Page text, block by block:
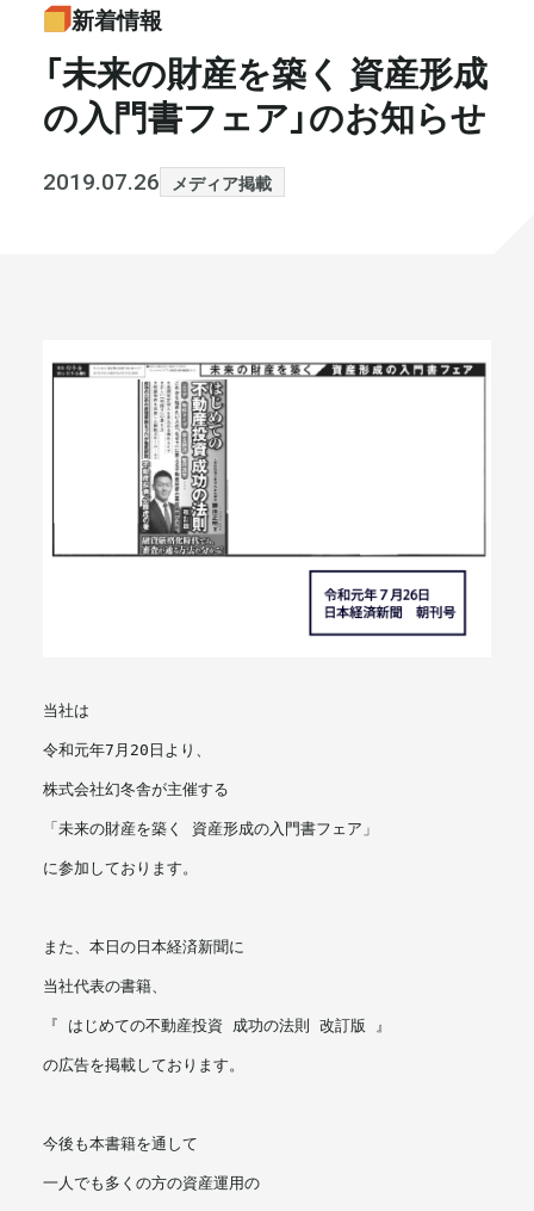
書籍・メディア
セミナー
大和財託の意志
代表メッセージ
お知らせ
採⽤情報
コラム
まずは無料で相談
新着情報
「未来の財産を築く 資産形成
の入門書フェア」のお知らせ
2019.07.26 メディア掲載
当社は
令和元年7月20日より、
株式会社幻冬舎が主催する
「未来の財産を築く 資産形成の入門書フェア」
に参加しております。
また、本日の日本経済新聞に
当社代表の書籍、
『 はじめての不動産投資 成功の法則 改訂版 』
の広告を掲載しております。
今後も本書籍を通して
一人でも多くの方の資産運用の